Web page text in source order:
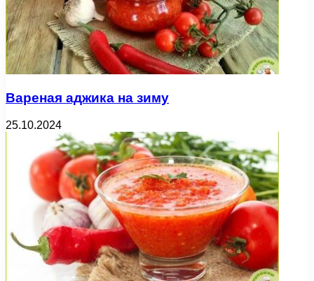
Вареная аджика на зиму
25.10.2024